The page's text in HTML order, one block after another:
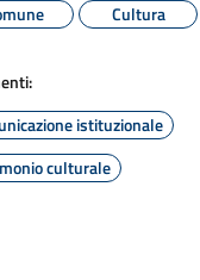
Cultura
istituzionale
culturale